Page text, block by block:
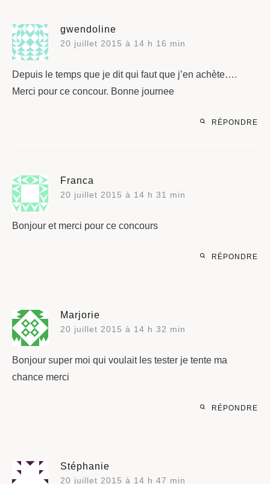
gwendoline
20 juillet 2015 à 14 h 16 min
Depuis le temps que je dit qui faut que j’en achète….
Merci pour ce concour. Bonne journee
RÉPONDRE
Franca
20 juillet 2015 à 14 h 31 min
Bonjour et merci pour ce concours
RÉPONDRE
Marjorie
20 juillet 2015 à 14 h 32 min
Bonjour super moi qui voulait les tester je tente ma
chance merci
RÉPONDRE
Stéphanie
20 juillet 2015 à 14 h 47 min